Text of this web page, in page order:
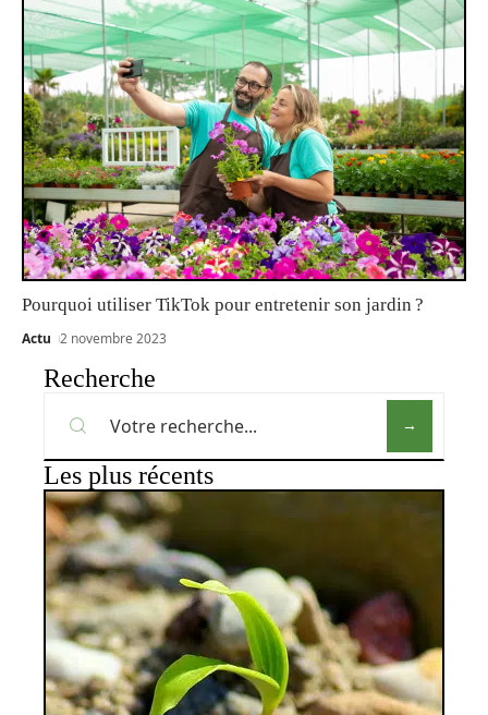
Pourquoi utiliser TikTok pour entretenir son jardin ?
Actu 2 novembre 2023
Recherche
Les plus récents